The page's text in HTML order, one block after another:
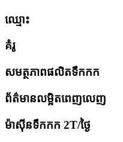
ឈ្មោះ
គំរូ
សមត្ថភាពផលិតទឹកកក
ព័ត៌មានលម្អិតពេញលេញ
ម៉ាស៊ីនទឹកកក 2T/ថ្ងៃ